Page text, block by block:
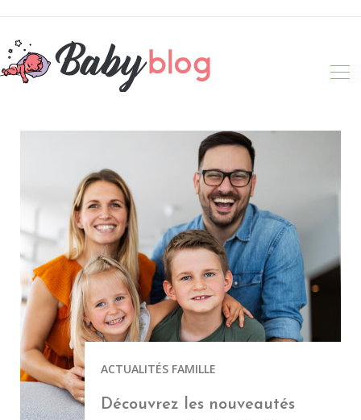
ACTUALITÉS FAMILLE
Découvrez les nouveautés